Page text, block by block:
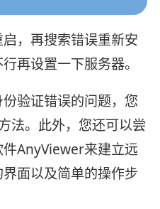
，再搜索错误重新安
再设置一下服务器。
验证错误的问题，您
法。此外，您还可以尝
AnyViewer来建立远
面以及简单的操作步